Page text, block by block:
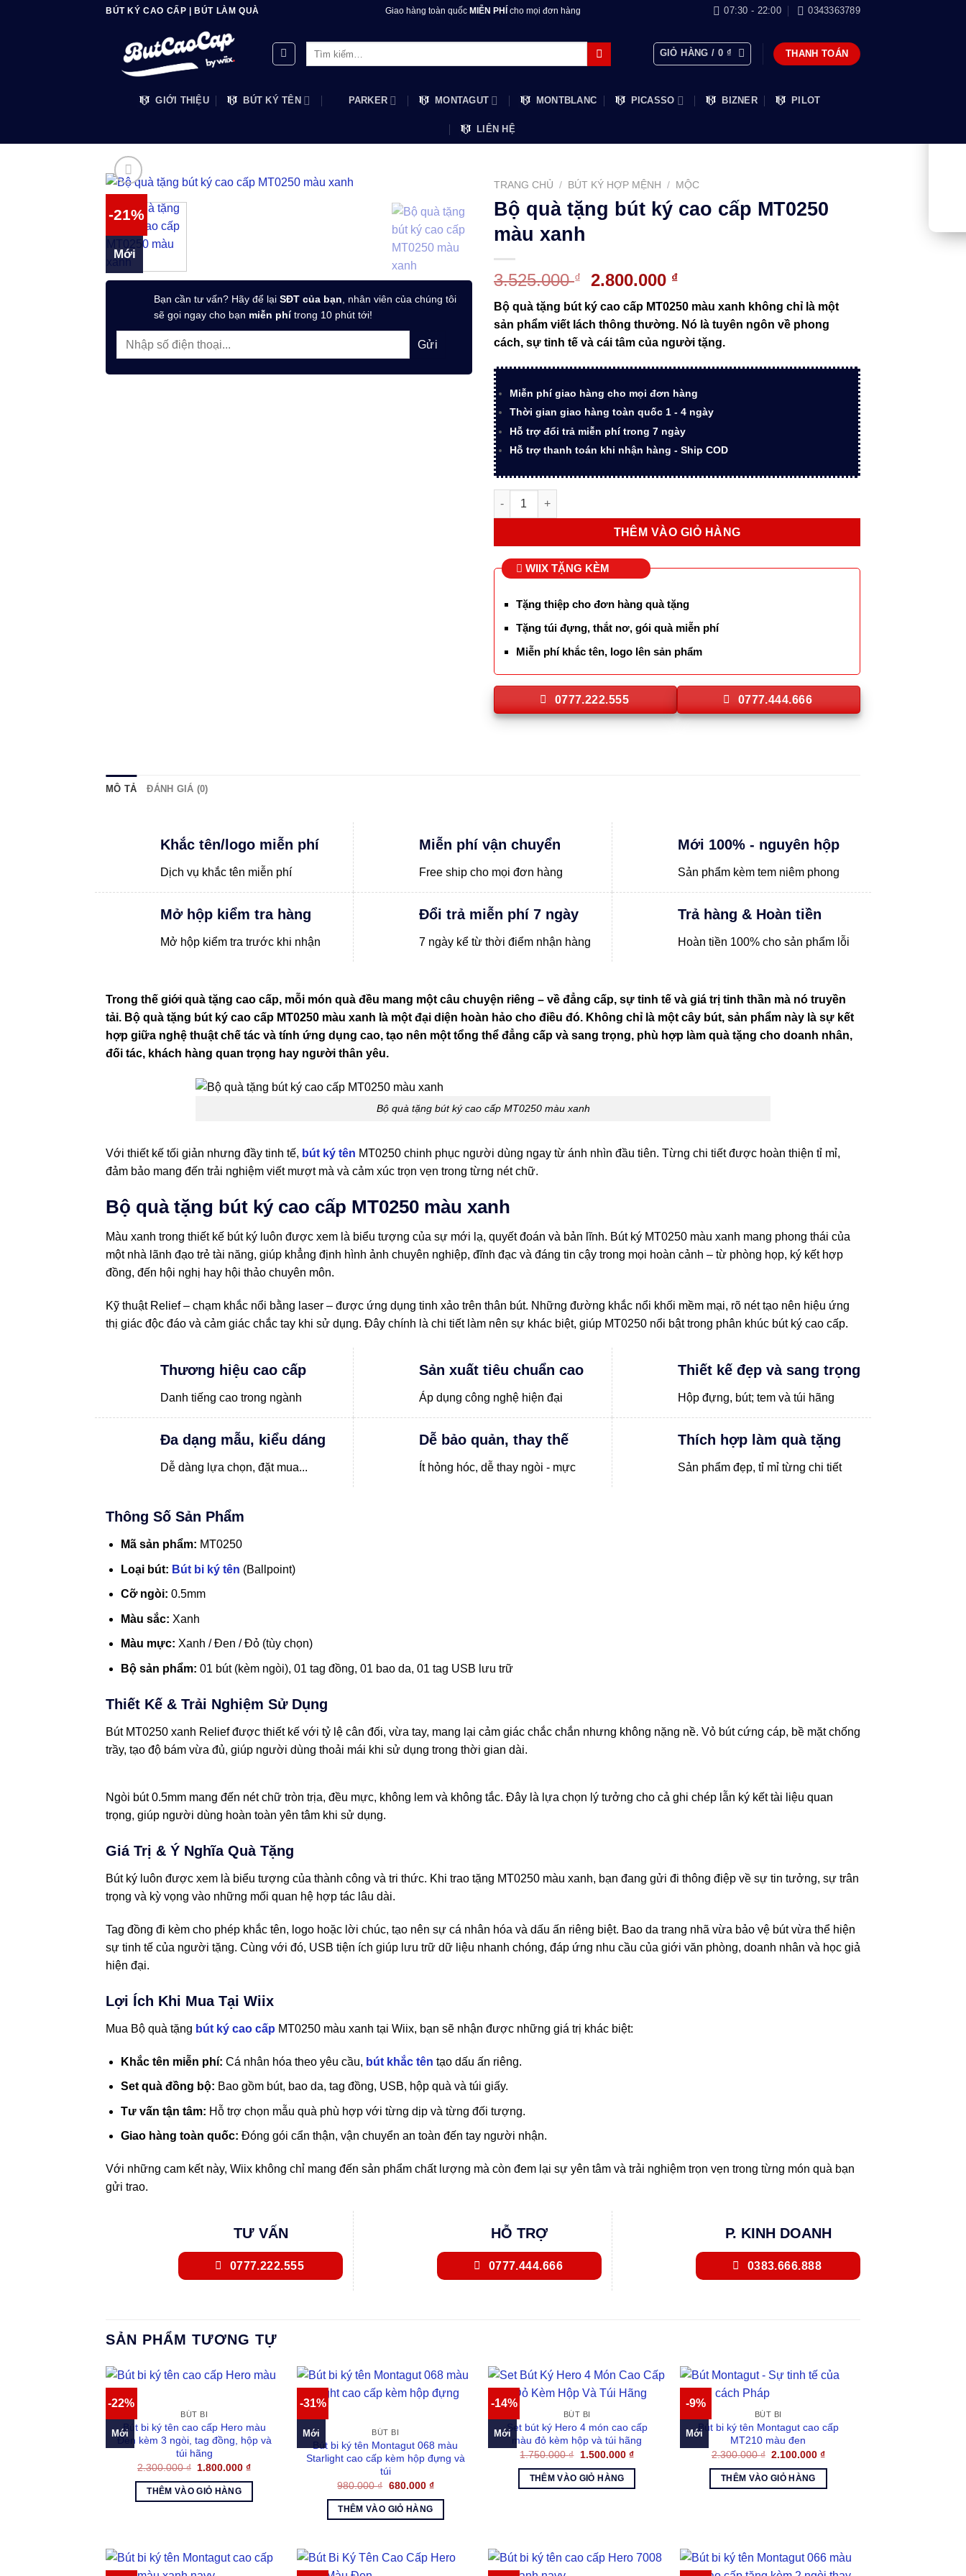
BÚT KÝ CAO CẤP | BÚT LÀM QUÀ Giao hàng toàn quốc MIỄN PHÍ cho mọi đơn hàng 07:30 - 22:00 0343363789
GIỎ HÀNG / 0 ₫ THANH TOÁN
GIỚI THIỆU BÚT KÝ TÊN PARKER MONTAGUT MONTBLANC PICASSO BIZNER PILOT
LIÊN HỆ
-21%
Mới
Bạn cần tư vấn? Hãy để lại SĐT của bạn, nhân viên của chúng tôi
sẽ gọi ngay cho bạn miễn phítrong 10 phút tới!
TRANG CHỦ / BÚT KÝ HỢP MỆNH / MỘC
Bộ quà tặng bút ký cao cấp MT0250
màu xanh
3.525.000₫
Giá
gốc
là:
3.525.000 ₫.
2.800.000 ₫Giá
hiện
tại
là:
2.800.000 ₫.
Bộ quà tặng bút ký cao cấp MT0250 màu xanh không chỉ là một
sản phẩm viết lách thông thường. Nó là tuyên ngôn về phong
cách, sự tinh tế và cái tâm của người tặng.
Miễn phí giao hàng cho mọi đơn hàng
Thời gian giao hàng toàn quốc 1 - 4 ngày
Hỗ trợ đổi trả miễn phí trong 7 ngày
Hỗ trợ thanh toán khi nhận hàng - Ship COD
Bộ quà tặng bút ký cao cấp MT0250 màu xanh số lượng
THÊM VÀO GIỎ HÀNG
WIIX TẶNG KÈM
Tặng thiệp cho đơn hàng quà tặng
Tặng túi đựng, thắt nơ, gói quà miễn phí
Miễn phí khắc tên, logo lên sản phẩm
0777.222.555 0777.444.666
MÔ TẢ ĐÁNH GIÁ (0)
Khắc tên/logo miễn phí
Dịch vụ khắc tên miễn phí
Miễn phí vận chuyển
Free ship cho mọi đơn hàng
Mới 100% - nguyên hộp
Sản phẩm kèm tem niêm phong
Mở hộp kiểm tra hàng
Mở hộp kiểm tra trước khi nhận
Đổi trả miễn phí 7 ngày
7 ngày kể từ thời điểm nhận hàng
Trả hàng & Hoàn tiền
Hoàn tiền 100% cho sản phẩm lỗi
Trong thế giới quà tặng cao cấp, mỗi món quà đều mang một câu chuyện riêng – về đẳng cấp, sự tinh tế và giá trị tinh thần mà nó truyền
tải. Bộ quà tặng bút ký cao cấp MT0250 màu xanh là một đại diện hoàn hảo cho điều đó. Không chỉ là một cây bút, sản phẩm này là sự kết
hợp giữa nghệ thuật chế tác và tính ứng dụng cao, tạo nên một tổng thể đẳng cấp và sang trọng, phù hợp làm quà tặng cho doanh nhân,
đối tác, khách hàng quan trọng hay người thân yêu.
Bộ quà tặng bút ký cao cấp MT0250 màu xanh
Với thiết kế tối giản nhưng đầy tinh tế, bút ký tên MT0250 chinh phục người dùng ngay từ ánh nhìn đầu tiên. Từng chi tiết được hoàn thiện tỉ mỉ,
đảm bảo mang đến trải nghiệm viết mượt mà và cảm xúc trọn vẹn trong từng nét chữ.
Bộ quà tặng bút ký cao cấp MT0250 màu xanh
Màu xanh trong thiết kế bút ký luôn được xem là biểu tượng của sự mới lạ, quyết đoán và bản lĩnh. Bút ký MT0250 màu xanh mang phong thái của
một nhà lãnh đạo trẻ tài năng, giúp khẳng định hình ảnh chuyên nghiệp, đĩnh đạc và đáng tin cậy trong mọi hoàn cảnh – từ phòng họp, ký kết hợp
đồng, đến hội nghị hay hội thảo chuyên môn.
Kỹ thuật Relief – chạm khắc nổi bằng laser – được ứng dụng tinh xảo trên thân bút. Những đường khắc nổi khối mềm mại, rõ nét tạo nên hiệu ứng
thị giác độc đáo và cảm giác chắc tay khi sử dụng. Đây chính là chi tiết làm nên sự khác biệt, giúp MT0250 nổi bật trong phân khúc bút ký cao cấp.
Thương hiệu cao cấp
Danh tiếng cao trong ngành
Sản xuất tiêu chuẩn cao
Áp dụng công nghệ hiện đại
Thiết kế đẹp và sang trọng
Hộp đựng, bút; tem và túi hãng
Đa dạng mẫu, kiểu dáng
Dễ dàng lựa chọn, đặt mua...
Dễ bảo quản, thay thế
Ít hỏng hóc, dễ thay ngòi - mực
Thích hợp làm quà tặng
Sản phẩm đẹp, tỉ mỉ từng chi tiết
Thông Số Sản Phẩm
Mã sản phẩm: MT0250
Loại bút: Bút bi ký tên (Ballpoint)
Cỡ ngòi: 0.5mm
Màu sắc: Xanh
Màu mực: Xanh / Đen / Đỏ (tùy chọn)
Bộ sản phẩm: 01 bút (kèm ngòi), 01 tag đồng, 01 bao da, 01 tag USB lưu trữ
Thiết Kế & Trải Nghiệm Sử Dụng
Bút MT0250 xanh Relief được thiết kế với tỷ lệ cân đối, vừa tay, mang lại cảm giác chắc chắn nhưng không nặng nề. Vỏ bút cứng cáp, bề mặt chống
trầy, tạo độ bám vừa đủ, giúp người dùng thoải mái khi sử dụng trong thời gian dài.
Ngòi bút 0.5mm mang đến nét chữ tròn trịa, đều mực, không lem và không tắc. Đây là lựa chọn lý tưởng cho cả ghi chép lẫn ký kết tài liệu quan
trọng, giúp người dùng hoàn toàn yên tâm khi sử dụng.
Giá Trị & Ý Nghĩa Quà Tặng
Bút ký luôn được xem là biểu tượng của thành công và tri thức. Khi trao tặng MT0250 màu xanh, bạn đang gửi đi thông điệp về sự tin tưởng, sự trân
trọng và kỳ vọng vào những mối quan hệ hợp tác lâu dài.
Tag đồng đi kèm cho phép khắc tên, logo hoặc lời chúc, tạo nên sự cá nhân hóa và dấu ấn riêng biệt. Bao da trang nhã vừa bảo vệ bút vừa thể hiện
sự tinh tế của người tặng. Cùng với đó, USB tiện ích giúp lưu trữ dữ liệu nhanh chóng, đáp ứng nhu cầu của giới văn phòng, doanh nhân và học giả
hiện đại.
Lợi Ích Khi Mua Tại Wiix
Mua Bộ quà tặng bút ký cao cấp MT0250 màu xanh tại Wiix, bạn sẽ nhận được những giá trị khác biệt:
Khắc tên miễn phí: Cá nhân hóa theo yêu cầu, bút khắc tên tạo dấu ấn riêng.
Set quà đồng bộ: Bao gồm bút, bao da, tag đồng, USB, hộp quà và túi giấy.
Tư vấn tận tâm: Hỗ trợ chọn mẫu quà phù hợp với từng dịp và từng đối tượng.
Giao hàng toàn quốc: Đóng gói cẩn thận, vận chuyển an toàn đến tay người nhận.
Với những cam kết này, Wiix không chỉ mang đến sản phẩm chất lượng mà còn đem lại sự yên tâm và trải nghiệm trọn vẹn trong từng món quà bạn
gửi trao.
TƯ VẤN
0777.222.555
HỖ TRỢ
0777.444.666
P. KINH DOANH
0383.666.888
SẢN PHẨM TƯƠNG TỰ
-22%
Mới
BÚT BI
Bút bi ký tên cao cấp Hero màu
Đen kèm 3 ngòi, tag đồng, hộp và
túi hãng
2.300.000₫ Giá
là:
2.300.000 ₫.
1.800.000₫Giá
THÊM VÀO GIỎ HÀNG
-31%
Mới BÚT BI
Bút bi ký tên Montagut 068 màu
Starlight cao cấp kèm hộp đựng và
túi
980.000₫ Giá
là:
980.000 ₫.
680.000 ₫Giá
THÊM VÀO GIỎ HÀNG
-14%
Mới
BÚT BI
Set bút ký Hero 4 món cao cấp
màu đỏ kèm hộp và túi hãng
1.750.000₫ Giá
là:
1.750.000 ₫.
1.500.000 ₫Giá
THÊM VÀO GIỎ HÀNG
-9%
Mới
BÚT BI
Bút bi ký tên Montagut cao cấp
MT210 màu đen
2.300.000₫ Giá
là:
2.300.000 ₫.
2.100.000₫Giá
THÊM VÀO GIỎ HÀNG